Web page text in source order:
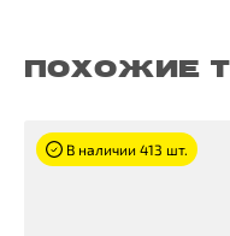
ПОХОЖИЕ
В наличии 413 шт.